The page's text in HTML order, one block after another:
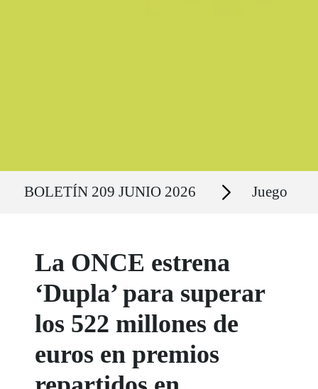
BOLETÍN 209 JUNIO 2026 Secciones Juego
La ONCE estrena
‘Dupla’ para superar
los 522 millones de
euros en premios